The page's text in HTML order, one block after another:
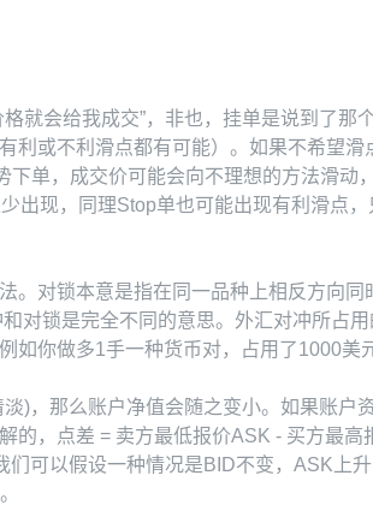
就会给我成交”，非也，挂单是说到了那
或不利滑点都有可能）。如果不希望
单，成交价可能会向不理想的方法滑动
现，同理Stop单也可能出现有利滑点，
对锁本意是指在同一品种上相反方向
对锁是完全不同的意思。外汇对冲所占
你做多1手一种货币对，占用了1000
)，那么账户净值会随之变小。如果账户
，点差 = 卖方最低报价ASK - 买方最
可以假设一种情况是BID不变，ASK上